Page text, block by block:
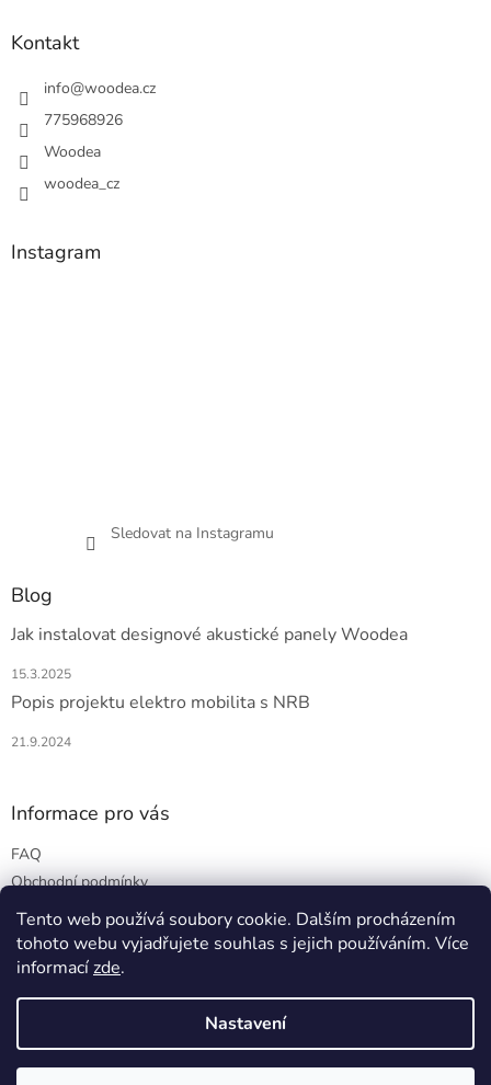
Tento web používá soubory cookie. Dalším procházením
tohoto webu vyjadřujete souhlas s jejich používáním. Více
informacízde.
Nastavení
Kontakt
info@woodea.cz
775968926
Woodea
woodea_cz
Instagram
Sledovat na Instagramu
Blog
Jak instalovat designové akustické panely Woodea
15.3.2025
Popis projektu elektro mobilita s NRB
21.9.2024
Informace pro vás
FAQ
Obchodní podmínky
Podmínky ochrany osobních údajů
Vytvořil Shoptet
Copyright 2026Woodea. Všechna práva vyhrazena.Upravit